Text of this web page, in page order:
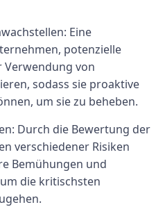
Eine
potenzielle
Verwendung von
sodass sie proaktive
um sie zu beheben.
Durch die Bewertung der
verschiedener Risiken
Bemühungen und
die kritischsten